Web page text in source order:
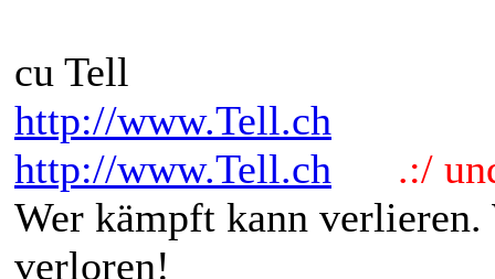
cu Tell
http://www.Tell.ch
http://www.Tell.ch
.:/
Wer kämpft kann
verloren!